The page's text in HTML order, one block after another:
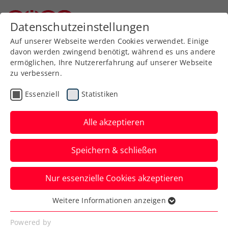
Infoblätter 2024
2025
Infoblätter 2024
Infoblatt 2024/6
Datenschutzeinstellungen
Auf unserer Webseite werden Cookies verwendet. Einige
davon werden zwingend benötigt, während es uns andere
ermöglichen, Ihre Nutzererfahrung auf unserer Webseite
zu verbessern.
Essenziell Statistiken
Alle akzeptieren
Speichern & schließen
Nur essenzielle Cookies akzeptieren
Essenziell
Essenzielle Cookies werden für grundlegende
Weitere Informationen anzeigen
Powered by